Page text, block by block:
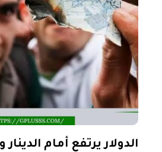
الدولار يرتفع أمام الدينار